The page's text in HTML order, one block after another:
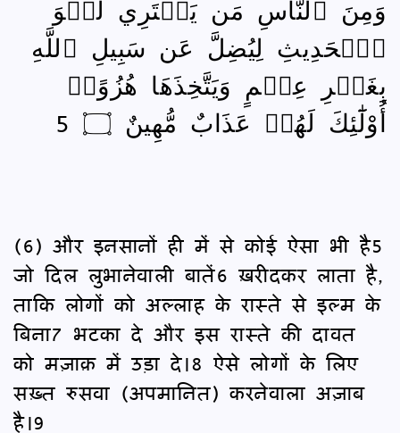
وَمِنَ ٱلنَّاسِ مَن يَشۡتَرِي لَهۡوَ
ٱلۡحَدِيثِ لِيُضِلَّ عَن سَبِيلِ ٱللَّهِ
بِغَيۡرِ عِلۡمٍ وَيَتَّخِذَهَا هُزُوًاۚ
أُوْلَٰٓئِكَ لَهُمۡ عَذَابٌ مُّهِينٌ ۝ 5
(6) और इनसानों ही में से कोई ऐसा भी है5
जो दिल लुभानेवाली बातें6 ख़रीदकर लाता है,
ताकि लोगों को अल्लाह के रास्ते से इल्म के
बिना7 भटका दे और इस रास्ते की दावत
को मज़ाक़ में उड़ा दे।8 ऐसे लोगों के लिए
सख़्त रुसवा (अपमानित) करनेवाला अज़ाब
है।9